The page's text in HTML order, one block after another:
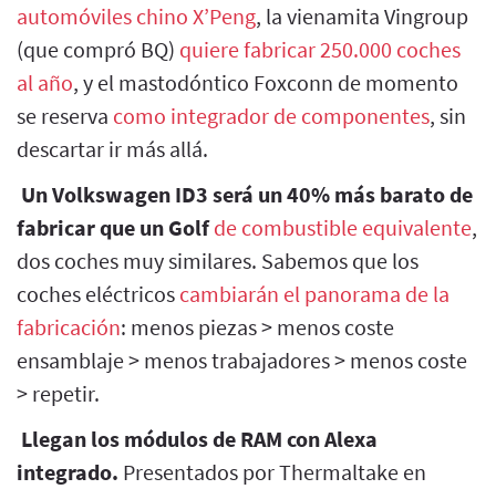
automóviles chino X’Peng, la vienamita Vingroup
(que compró BQ) quiere fabricar 250.000 coches
al año, y el mastodóntico Foxconn de momento
se reserva como integrador de componentes, sin
descartar ir más allá.
Un Volkswagen ID3 será un 40% más barato de
fabricar que un Golf de combustible equivalente,
dos coches muy similares. Sabemos que los
coches eléctricos cambiarán el panorama de la
fabricación: menos piezas > menos coste
ensamblaje > menos trabajadores > menos coste
> repetir.
Llegan los módulos de RAM con Alexa
integrado. Presentados por Thermaltake en